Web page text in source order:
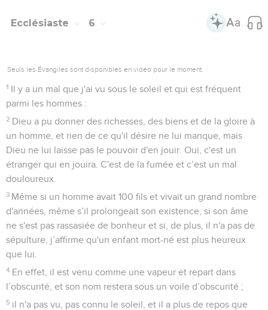
Ecclésiaste 6
Seuls les Évangiles sont disponibles en vidéo pour le moment.
1 Il y a un mal que j'ai vu sous le soleil et qui est fréquent
parmi les hommes :
2 Dieu a pu donner des richesses, des biens et de la gloire à
un homme, et rien de ce qu'il désire ne lui manque, mais
Dieu ne lui laisse pas le pouvoir d'en jouir. Oui, c'est un
étranger qui en jouira. C'est de la fumée et c’est un mal
douloureux.
3 Même si un homme avait 100 fils et vivait un grand nombre
d'années, même s’il prolongeait son existence, si son âme
ne s'est pas rassasiée de bonheur et si, de plus, il n'a pas de
sépulture, j’affirme qu'un enfant mort-né est plus heureux
que lui.
4 En effet, il est venu comme une vapeur et repart dans
l’obscurité, et son nom restera sous un voile d’obscurité ;
5 il n'a pas vu, pas connu le soleil, et il a plus de repos que